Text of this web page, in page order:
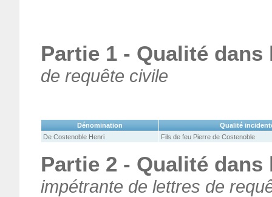
Partie 1 - Qualité
de requête civile
Dénomination
Qualité
De Costenoble Henri
Fils de feu Pierre de Costenoble
Partie 2 - Qualité
impétrante de lettres de